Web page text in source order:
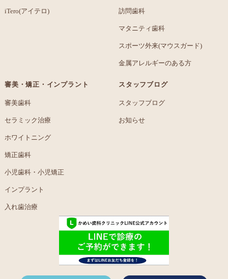
iTero(アイテロ) 訪問歯科
マタニティ歯科
スポーツ外来(マウスガード)
金属アレルギーのある方
審美・矯正・インプラント
審美歯科
セラミック治療
ホワイトニング
矯正歯科
小児歯科・小児矯正
インプラント
入れ歯治療
スタッフブログ
スタッフブログ
お知らせ